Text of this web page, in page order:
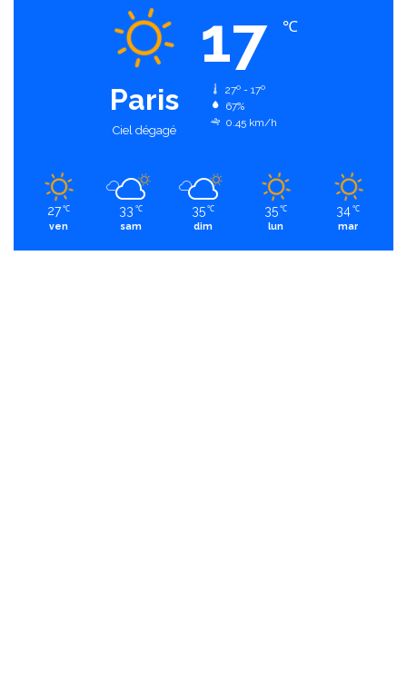
Paris
Ciel dégagé
17 ℃
27º - 17º
67%
0.45 km/h
27 ℃
ven
33 ℃
sam
35 ℃
dim
35 ℃
lun
34 ℃
mar